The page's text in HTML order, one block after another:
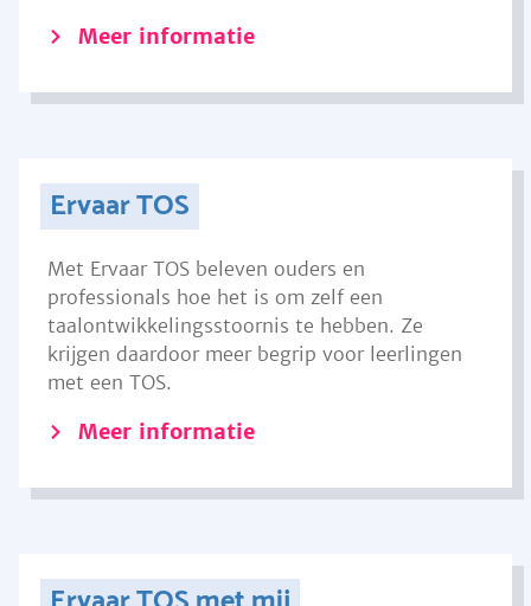
Meer informatie
Ervaar TOS
Met Ervaar TOS beleven ouders en
professionals hoe het is om zelf een
taalontwikkelingsstoornis te hebben. Ze
krijgen daardoor meer begrip voor leerlingen
met een TOS.
Meer informatie